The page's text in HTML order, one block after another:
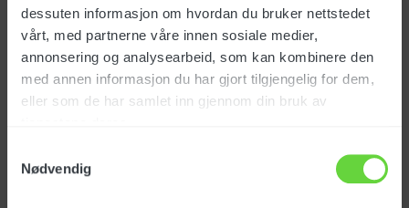
dessuten informasjon om hvordan du bruker nettstedet
vårt, med partnerne våre innen sosiale medier,
annonsering og analysearbeid, som kan kombinere den
med annen informasjon du har gjort tilgjengelig for dem,
eller som de har samlet inn gjennom din bruk av
Nødvendig
NOK112 eks. mva